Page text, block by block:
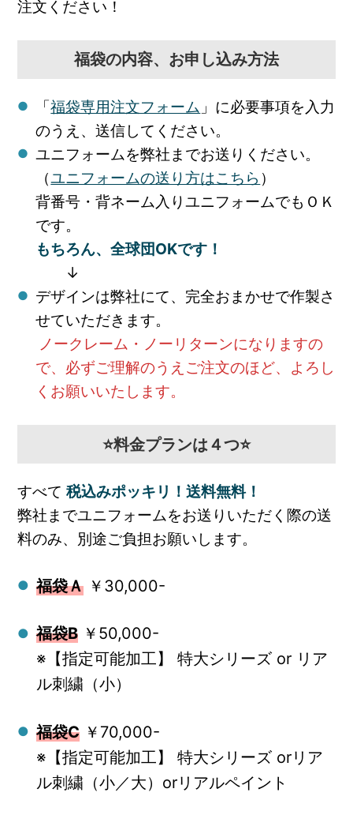
注文ください！
福袋の内容、お申し込み方法
「福袋専用注文フォーム 」に必要事項を入力
のうえ、送信してください。
ユニフォームを弊社までお送りください。
（ユニフォームの送り方はこちら ）
背番号・背ネーム入りユニフォームでもＯＫ
です。
もちろん、全球団OKです！
↓
デザインは弊社にて、完全おまかせで作製さ
せていただきます。
ノークレーム・ノーリターンになりますの
で、必ずご理解のうえご注文のほど、よろし
くお願いいたします。
⭐料金プランは４つ⭐
すべて税込みポッキリ！送料無料！
弊社までユニフォームをお送りいただく際の送
料のみ、別途ご負担お願いします。
福袋Ａ ￥30,000-
福袋B ￥50,000-
※【指定可能加工】 特大シリーズ or リア
ル刺繍（小）
福袋C ￥70,000-
※【指定可能加工】 特大シリーズ orリア
ル刺繍（小／大）orリアルペイント